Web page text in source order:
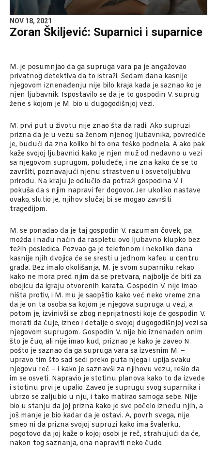
NOV 18, 2021
Zoran Škiljević: Suparnici i suparnice
M. je posumnjao da ga supruga vara pa je angažovao
privatnog detektiva da to istraži. Sedam dana kasnije
njegovom iznenađenju nije bilo kraja kada je saznao ko je
njen ljubavnik. Ispostavilo se da je to gospodin V. suprug
žene s kojom je M. bio u dugogodišnjoj vezi.
M. prvi put u životu nije znao šta da radi. Ako supruzi
prizna da je u vezu sa ženom njenog ljubavnika, povrediće
je, budući da zna koliko bi to ona teško podnela. A ako pak
kaže svojoj ljubavnici kako je njen muž od nedavno u vezi
sa njegovom suprugom, poludeće, i ne zna kako će se to
završiti, poznavajući njenu strastvenu i osvetoljubivu
prirodu. Na kraju je odlučio da potraži gospodina V. i
pokuša da s njim napravi fer dogovor. Jer ukoliko nastave
ovako, slutio je, njihov slučaj bi se mogao završiti
tragedijom.
M. se ponadao da je taj gospodin V. razuman čovek, pa
možda i nađu način da raspletu ovo ljubavno klupko bez
težih posledica. Pozvao ga je telefonom i nekoliko dana
kasnije njih dvojica će se sresti u jednom kafeu u centru
grada. Bez imalo okolišanja, M. je svom suparniku rekao
kako ne mora pred njim da se pretvara, najbolje će biti za
obojicu da igraju otvorenih karata. Gospodin V. nije imao
ništa protiv, i M. mu je saopštio kako već neko vreme zna
da je on ta osoba sa kojom je njegova supruga u vezi, a
potom je, izvinivši se zbog neprijatnosti koje će gospodin V.
morati da čuje, izneo i detalje o svojoj dugogodišnjoj vezi sa
njegovom suprugom. Gospodin V. nije bio iznenađen onim
što je čuo, ali nije imao kud, priznao je kako je zaveo N.
pošto je saznao da ga supruga vara sa izvesnim M. –
upravo tim što sad sedi preko puta njega i upija svaku
njegovu reč – i kako je saznavši za njihovu vezu, rešio da
im se osveti. Napravio je stotinu planova kako to da izvede
i stotinu prvi je upalio. Zaveo je suprugu svog suparnika i
ubrzo se zaljubio u nju, i tako matirao samoga sebe. Nije
bio u stanju da joj prizna kako je sve počelo izneđu njih, a
još manje je bio kadar da je ostavi. A, povrh svega, nije
smeo ni da prizna svojoj supruzi kako ima švalerku,
pogotovo da joj kaže o kojoj osobi je reč, strahujući da će,
nakon tog saznanja, ona napraviti neko čudo.